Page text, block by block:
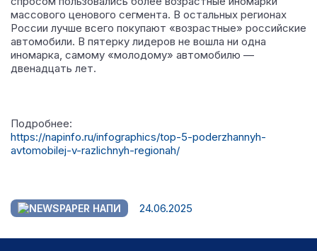
массового ценового сегмента. В остальных регионах
России лучше всего покупают «возрастные» российские
автомобили. В пятерку лидеров не вошла ни одна
иномарка, самому «молодому» автомобилю —
двенадцать лет.
Подробнее:
https://napinfo.ru/infographics/top-5-poderzhannyh-
avtomobilej-v-razlichnyh-regionah/
НАПИ 24.06.2025